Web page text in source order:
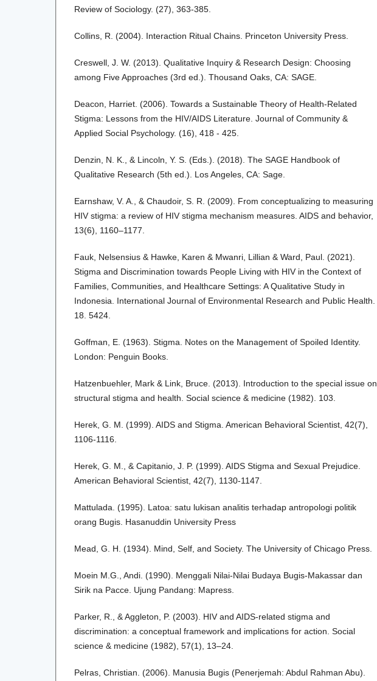
Review of Sociology. (27), 363-385.
Collins, R. (2004). Interaction Ritual Chains. Princeton University Press.
Creswell, J. W. (2013). Qualitative Inquiry & Research Design: Choosing
among Five Approaches (3rd ed.). Thousand Oaks, CA: SAGE.
Deacon, Harriet. (2006). Towards a Sustainable Theory of Health-Related
Stigma: Lessons from the HIV/AIDS Literature. Journal of Community &
Applied Social Psychology. (16), 418 - 425.
Denzin, N. K., & Lincoln, Y. S. (Eds.). (2018). The SAGE Handbook of
Qualitative Research (5th ed.). Los Angeles, CA: Sage.
Earnshaw, V. A., & Chaudoir, S. R. (2009). From conceptualizing to measuring
HIV stigma: a review of HIV stigma mechanism measures. AIDS and behavior,
13(6), 1160–1177.
Fauk, Nelsensius & Hawke, Karen & Mwanri, Lillian & Ward, Paul. (2021).
Stigma and Discrimination towards People Living with HIV in the Context of
Families, Communities, and Healthcare Settings: A Qualitative Study in
Indonesia. International Journal of Environmental Research and Public Health.
18. 5424.
Goffman, E. (1963). Stigma. Notes on the Management of Spoiled Identity.
London: Penguin Books.
Hatzenbuehler, Mark & Link, Bruce. (2013). Introduction to the special issue on
structural stigma and health. Social science & medicine (1982). 103.
Herek, G. M. (1999). AIDS and Stigma. American Behavioral Scientist, 42(7),
1106-1116.
Herek, G. M., & Capitanio, J. P. (1999). AIDS Stigma and Sexual Prejudice.
American Behavioral Scientist, 42(7), 1130-1147.
Mattulada. (1995). Latoa: satu lukisan analitis terhadap antropologi politik
orang Bugis. Hasanuddin University Press
Mead, G. H. (1934). Mind, Self, and Society. The University of Chicago Press.
Moein M.G., Andi. (1990). Menggali Nilai-Nilai Budaya Bugis-Makassar dan
Sirik na Pacce. Ujung Pandang: Mapress.
Parker, R., & Aggleton, P. (2003). HIV and AIDS-related stigma and
discrimination: a conceptual framework and implications for action. Social
science & medicine (1982), 57(1), 13–24.
Pelras, Christian. (2006). Manusia Bugis (Penerjemah: Abdul Rahman Abu).